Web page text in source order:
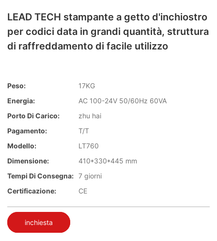
LEAD TECH stampante a getto d'inchiostro
per codici data in grandi quantità, struttura
di raffreddamento di facile utilizzo
Peso:
17KG
Energia:
AC 100-24V 50/60Hz 60VA
Porto Di Carico:
zhu hai
Pagamento:
T/T
Modello:
LT760
Dimensione:
410*330*445 mm
Tempi Di Consegna: 7 giorni
Certificazione:
CE
inchiesta